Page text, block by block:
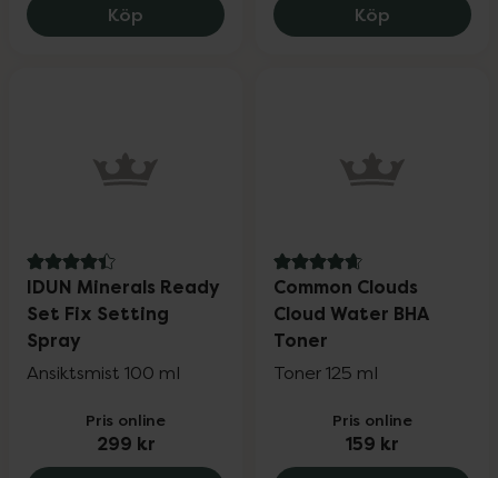
Köp Footmender All in One, 249 kr.
Köp Common
4.4 av 5 i omdöme
IDUN Minerals Ready
Set Fix Setting
Spray
Ansiktsmist 100 ml
Pris online
299 kr
4.7 av 5 i omdöme
Common Clouds
Cloud Water BHA
Toner
Toner 125 ml
Pris online
159 kr